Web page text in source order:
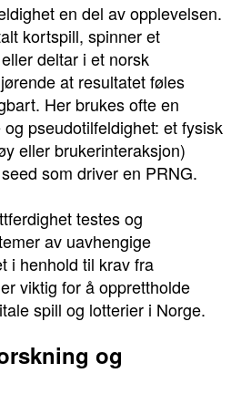
en del av opplevelsen.
kortspill, spinner et
deltar i et norsk
at resultatet føles
Her brukes ofte en
pseudotilfeldighet: et fysisk
eller brukerinteraksjon)
som driver en PRNG.
testes og
av uavhengige
i henhold til krav fra
viktig for å opprettholde
spill og lotterier i Norge.
og